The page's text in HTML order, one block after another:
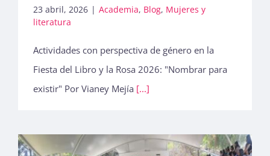
23 abril, 2026 | Academia, Blog, Mujeres y
literatura
Actividades con perspectiva de género en la
Fiesta del Libro y la Rosa 2026: "Nombrar para
existir" Por Vianey Mejía [...]